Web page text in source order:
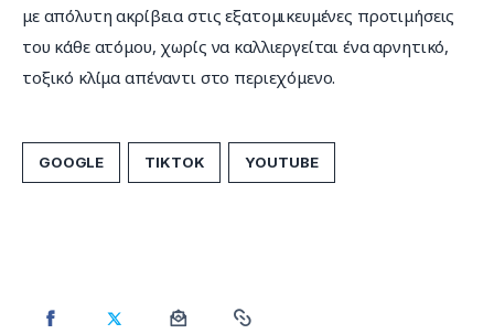
με απόλυτη ακρίβεια στις εξατομικευμένες προτιμήσεις
του κάθε ατόμου, χωρίς να καλλιεργείται ένα αρνητικό,
τοξικό κλίμα απέναντι στο περιεχόμενο.
GOOGLE TIKTOK YOUTUBE